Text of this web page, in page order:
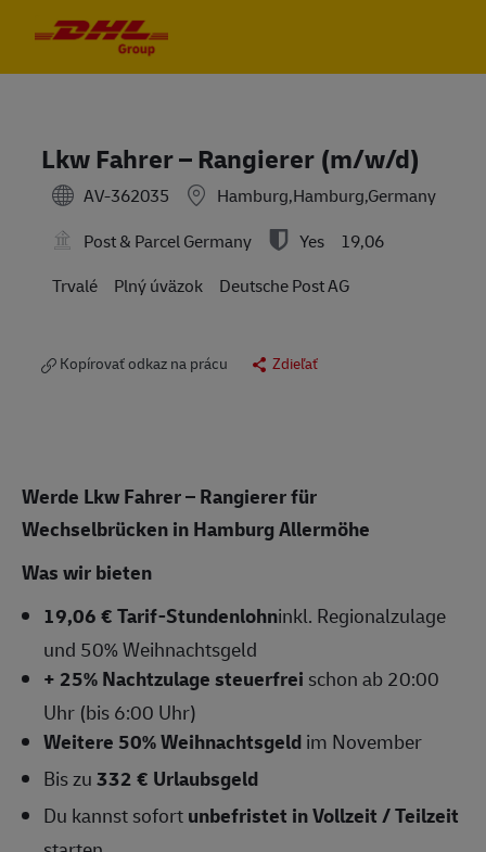
Lkw Fahrer – Rangierer (m/w/d)
AV-362035
Hamburg,Hamburg,Germany
Post & Parcel Germany
Yes
19,06
Trvalé
Plný úväzok Deutsche Post AG
Kopírovať odkaz na prácu Zdieľať
Werde Lkw Fahrer – Rangierer für
Wechselbrücken in Hamburg Allermöhe
Was wir bieten
19,06 € Tarif-Stundenlohninkl. Regionalzulage
und 50% Weihnachtsgeld
+ 25% Nachtzulage steuerfrei schon ab 20:00
Uhr (bis 6:00 Uhr)
Weitere 50% Weihnachtsgeldim November
Bis zu332 € Urlaubsgeld
Du kannst sofortunbefristet in Vollzeit / Teilzeit